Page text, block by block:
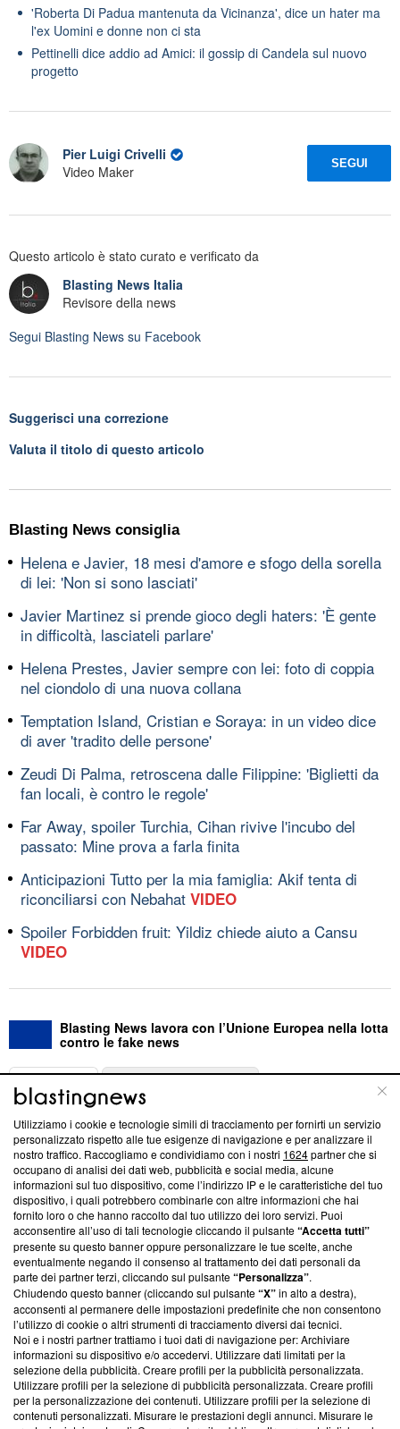
'Roberta Di Padua mantenuta da Vicinanza', dice un hater ma
l'ex Uomini e donne non ci sta
Pettinelli dice addio ad Amici: il gossip di Candela sul nuovo
progetto
Pier Luigi Crivelli
Video Maker
SEGUI
Questo articolo è stato curato e verificato da
Blasting News Italia
Revisore della news
Segui Blasting News su Facebook
Suggerisci una correzione
Valuta il titolo di questo articolo
Blasting News consiglia
Helena e Javier, 18 mesi d'amore e sfogo della sorella
di lei: 'Non si sono lasciati'
Javier Martinez si prende gioco degli haters: 'È gente
in difficoltà, lasciateli parlare'
Helena Prestes, Javier sempre con lei: foto di coppia
nel ciondolo di una nuova collana
Temptation Island, Cristian e Soraya: in un video dice
di aver 'tradito delle persone'
Zeudi Di Palma, retroscena dalle Filippine: 'Biglietti da
fan locali, è contro le regole'
Far Away, spoiler Turchia, Cihan rivive l'incubo del
passato: Mine prova a farla finita
Anticipazioni Tutto per la mia famiglia: Akif tenta di
riconciliarsi con Nebahat VIDEO
Spoiler Forbidden fruit: Yildiz chiede aiuto a Cansu
VIDEO
Blasting News lavora con l’Unione Europea nella lotta
contro le fake news
ABOUT
Questa sezione offre informazioni trasparenti su Blasting
News, sui nostri processi editoriali e su come ci impegniamo a
creare news di qualità. Inoltre, afferma la nostra aderenza a
‘Trust Project - News with Integrity’Blasting News non è
ancora membro del programma, ma ha richiesto di farne
parte; Trust Project non ha ancora effettuato una verifica di
conformità agli standard.
Su di noi
Team editoriale
Corporate
Redazione
Informativa Privacy
Utilizziamo i cookie e tecnologie simili di tracciamento per fornirti un servizio
personalizzato rispetto alle tue esigenze di navigazione e per analizzare il
nostro traffico. Raccogliamo e condividiamo con i nostri 1624partner che si
occupano di analisi dei dati web, pubblicità e social media, alcune
informazioni sul tuo dispositivo, come l’indirizzo IP e le caratteristiche del tuo
dispositivo, i quali potrebbero combinarle con altre informazioni che hai
fornito loro o che hanno raccolto dal tuo utilizzo dei loro servizi. Puoi
acconsentire all’uso di tali tecnologie cliccando il pulsante“Accetta tutti”
presente su questo banner oppure personalizzare le tue scelte, anche
eventualmente negando il consenso al trattamento dei dati personali da
parte dei partner terzi, cliccando sul pulsante“Personalizza”.
Chiudendo questo banner (cliccando sul pulsante“X”in alto a destra),
acconsenti al permanere delle impostazioni predefinite che non consentono
l’utilizzo di cookie o altri strumenti di tracciamento diversi dai tecnici.
Noi e i nostri partner trattiamo i tuoi dati di navigazione per: Archiviare
informazioni su dispositivo e/o accedervi. Utilizzare dati limitati per la
selezione della pubblicità. Creare profili per la pubblicità personalizzata.
Utilizzare profili per la selezione di pubblicità personalizzata. Creare profili
per la personalizzazione dei contenuti. Utilizzare profili per la selezione di
contenuti personalizzati. Misurare le prestazioni degli annunci. Misurare le